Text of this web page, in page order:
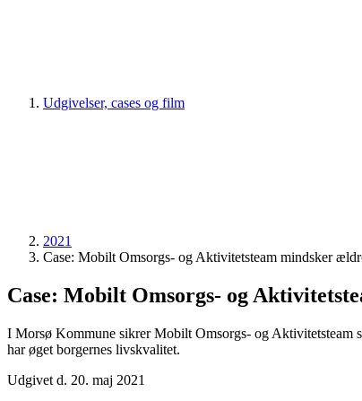
Udgivelser, cases og film
2021
Case: Mobilt Omsorgs- og Aktivitetsteam mindsker
Case: Mobilt Omsorgs- og
I Morsø Kommune sikrer Mobilt Omsorgs- og Aktivitetsteam
har øget borgernes livskvalitet.
Udgivet d. 20. maj 2021